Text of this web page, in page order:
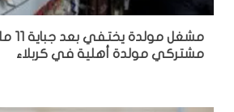
مشغل
مشتركي مولدة أهلية في كربلاء